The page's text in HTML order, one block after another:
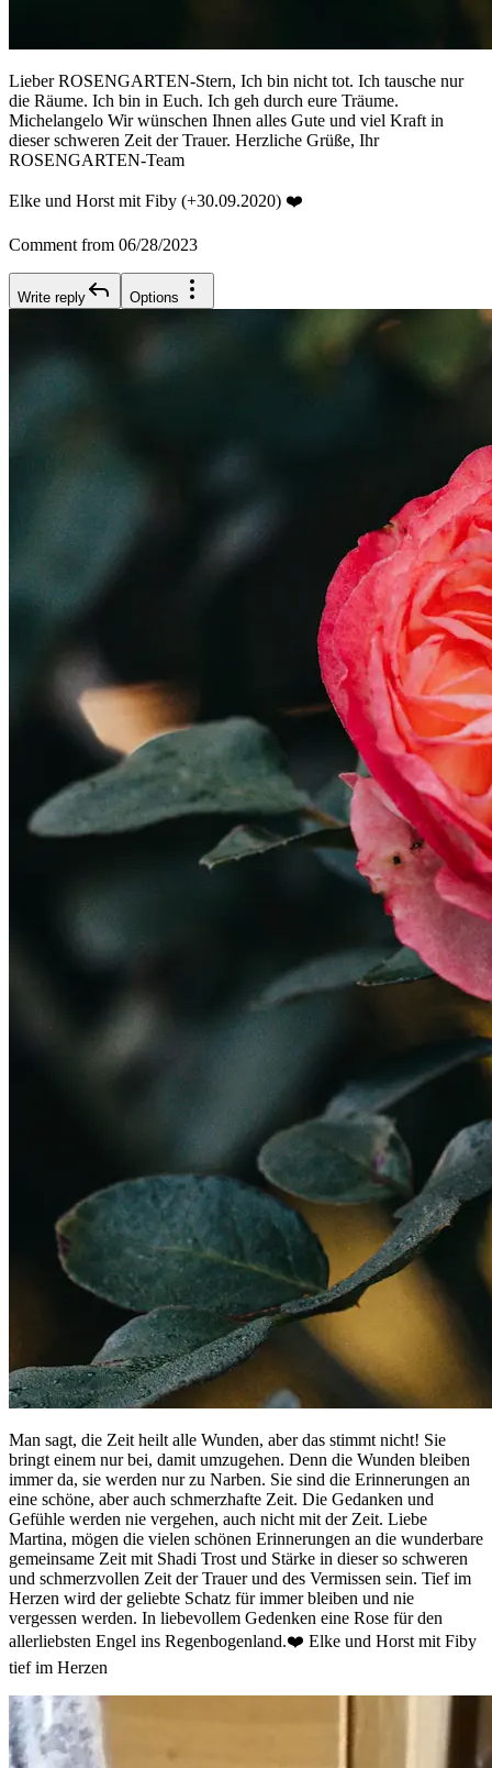
Lieber ROSENGARTEN-Stern, Ich bin nicht tot. Ich tausche nur
die Räume. Ich bin in Euch. Ich geh durch eure Träume.
Michelangelo Wir wünschen Ihnen alles Gute und viel Kraft in
dieser schweren Zeit der Trauer. Herzliche Grüße, Ihr
ROSENGARTEN-Team
Elke und Horst mit Fiby (+30.09.2020) ❤️
Comment from 06/28/2023
Write reply Options
Man sagt, die Zeit heilt alle Wunden, aber das stimmt nicht! Sie
bringt einem nur bei, damit umzugehen. Denn die Wunden bleiben
immer da, sie werden nur zu Narben. Sie sind die Erinnerungen an
eine schöne, aber auch schmerzhafte Zeit. Die Gedanken und
Gefühle werden nie vergehen, auch nicht mit der Zeit. Liebe
Martina, mögen die vielen schönen Erinnerungen an die wunderbare
gemeinsame Zeit mit Shadi Trost und Stärke in dieser so schweren
und schmerzvollen Zeit der Trauer und des Vermissen sein. Tief im
Herzen wird der geliebte Schatz für immer bleiben und nie
vergessen werden. In liebevollem Gedenken eine Rose für den
allerliebsten Engel ins Regenbogenland.❤️ Elke und Horst mit Fiby
tief im Herzen